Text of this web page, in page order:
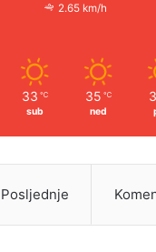
2.65 km/h
33 ℃
sub
35 ℃
ned
Posljednje